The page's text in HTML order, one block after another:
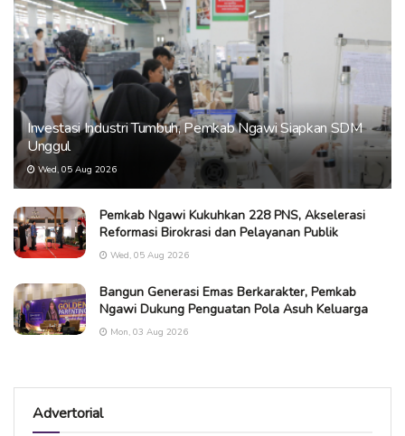
Investasi Industri Tumbuh, Pemkab Ngawi Siapkan SDM
Unggul
Wed, 05 Aug 2026
Pemkab Ngawi Kukuhkan 228 PNS, Akselerasi
Reformasi Birokrasi dan Pelayanan Publik
Wed, 05 Aug 2026
Bangun Generasi Emas Berkarakter, Pemkab
Ngawi Dukung Penguatan Pola Asuh Keluarga
Mon, 03 Aug 2026
Advertorial